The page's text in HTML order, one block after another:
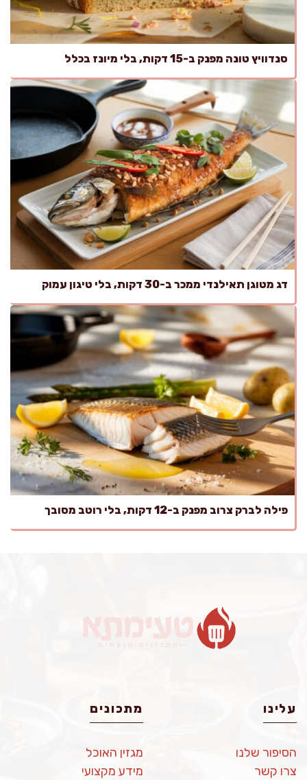
סנדוויץ טונה מפנק ב-15 דקות, בלי מיונז בכלל
דג מטוגן תאילנדי ממכר ב-30 דקות, בלי טיגון עמוק
פילה לברק צרוב מפנק ב-12 דקות, בלי רוטב מסובך
עלינו
הסיפור שלנו
צרו קשר
מתכונים
מגזין האוכל
מידע מקצועי